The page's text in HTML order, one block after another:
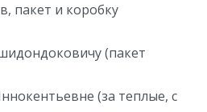
пакет и коробку
(пакет
(за теплые, с